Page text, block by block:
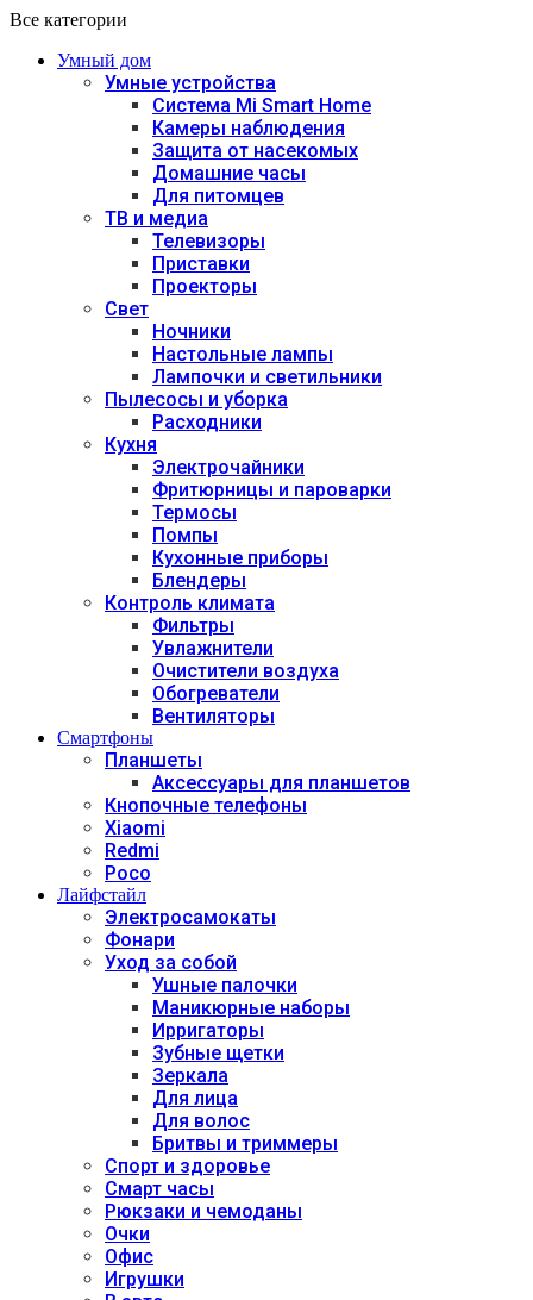
Все категории
Умный дом
Умные устройства
Система Mi Smart Home
Камеры наблюдения
Защита от насекомых
Домашние часы
Для питомцев
ТВ и медиа
Телевизоры
Приставки
Проекторы
Свет
Ночники
Настольные лампы
Лампочки и светильники
Пылесосы и уборка
Расходники
Кухня
Электрочайники
Фритюрницы и пароварки
Термосы
Помпы
Кухонные приборы
Блендеры
Контроль климата
Фильтры
Увлажнители
Очистители воздуха
Обогреватели
Вентиляторы
Смартфоны
Планшеты
Аксессуары для планшетов
Кнопочные телефоны
Xiaomi
Redmi
Poco
Лайфстайл
Электросамокаты
Фонари
Уход за собой
Ушные палочки
Маникюрные наборы
Ирригаторы
Зубные щетки
Зеркала
Для лица
Для волос
Бритвы и триммеры
Спорт и здоровье
Смарт часы
Рюкзаки и чемоданы
Очки
Офис
Игрушки